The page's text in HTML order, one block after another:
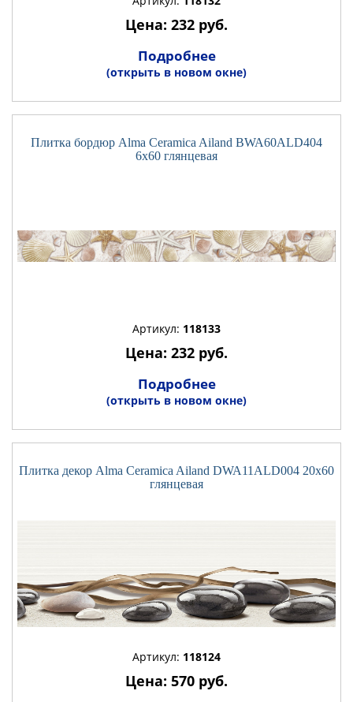
Цена: 232 руб.
Подробнее
(открыть в новом окне)
Плитка бордюр Alma Ceramica Ailand BWA60ALD404
6x60 глянцевая
Артикул: 118133
Цена: 232 руб.
Подробнее
(открыть в новом окне)
Плитка декор Alma Ceramica Ailand DWA11ALD004 20x60
глянцевая
Артикул: 118124
Цена: 570 руб.